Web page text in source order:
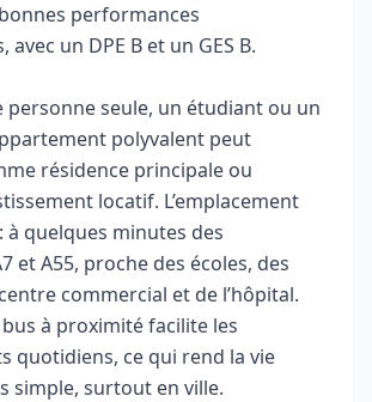
performances
un DPE B et un GES B.
personne seule, un étudiant ou un
polyvalent peut
résidence principale ou
locatif. L’emplacement
à quelques minutes des
et A55, proche des écoles, des
commercial et de l’hôpital.
à proximité facilite les
quotidiens, ce qui rend la vie
simple, surtout en ville.